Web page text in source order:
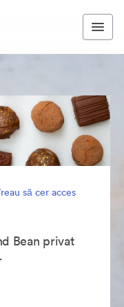
să cer acces
Bean privat